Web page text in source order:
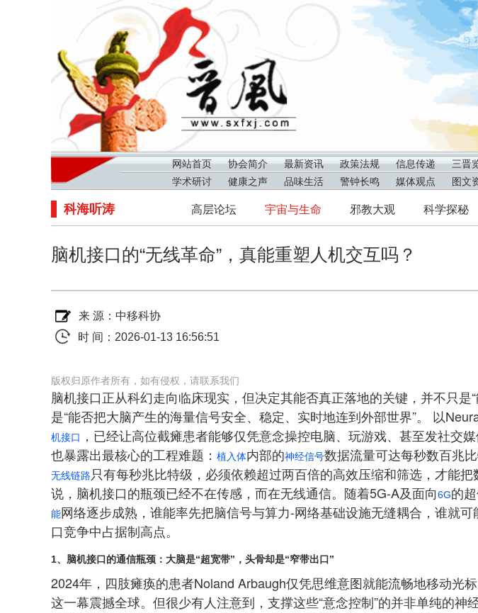
网站首页 协会简介 最新资讯 政策法规 信息传递 三晋
学术研讨
健康之声 品味生活 警钟长鸣 媒体观点 图文
科海听涛 高层论坛 宇宙与生命 邪教大观 科学探秘
脑机接口的“无线革命”，真能重塑人机交互吗？
来 源： 中移科协
时 间：2026-01-13 16:56:51
版权归原作者所有，如有侵权，请联系我们
脑机接口正从科幻走向临床现实，但决定其能否真正落地的关键，并不只是
是“能否把大脑产生的海量信号安全、稳定、实时地连到外部世界”。 以
机接口
，已经让高位截瘫患者能够仅凭意念操控电脑、玩游戏、甚至发社交
也暴露出最核心的工程难题： 植入体内部的神经信号数据流量可达每秒数百兆
无线链路 只有每秒兆比特级，必须依赖超过两百倍的高效压缩和筛选，才能
说，脑机接口的瓶颈已经不在传感，而在无线通信。随着5G-A及面向6G的
能网络逐步成熟，谁能率先把脑信号与算力-网络基础设施无缝耦合，谁就
口竞争中占据制高点。
1、脑机接口的通信瓶颈：大脑是“超宽带”，头骨却是“窄带出口”
2024年，四肢瘫痪的患者Noland Arbaugh仅凭思维意图就能流畅地移动光
这一幕震撼全球。但很少有人注意到，支撑这些“意念控制”的并非单纯的神